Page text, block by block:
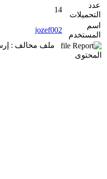
عدد
التحميلات
14
اسم
المستخدم
jozef002
ملف مخالف :
المحتوى